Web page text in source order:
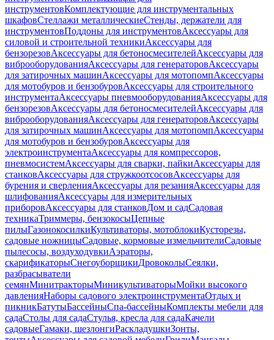
инструментовКомплектующие для инструментальных
шкафовСтеллажи металлическиеСтенды, держатели для
инструментовПоддоны для инструментовАксессуары для
силовой и строительной техникиАксессуары для
бензорезовАксессуары для бетоносмесителейАксессуары для
виброоборудованияАксессуары для генераторовАксессуары
для затирочных машинАксессуары для мотопомпАксессуары
для мотобуров и бензобуровАксессуары для строительного
инструментаАксессуары пневмооборудованияАксессуары для
бензорезовАксессуары для бетоносмесителейАксессуары для
виброоборудованияАксессуары для генераторовАксессуары
для затирочных машинАксессуары для мотопомпАксессуары
для мотобуров и бензобуровАксессуары для
электроинструментаАксессуары для компрессоров,
пневмосистемАксессуары для сварки, пайкиАксессуары для
станковАксессуары для стружкоотсосовАксессуары для
бурения и сверленияАксессуары для резанияАксессуары для
шлифованияАксессуары для измерительных
приборовАксессуары для станковДом и садСадовая
техникаТриммеры, бензокосыЦепные
пилыГазонокосилкиКультиваторы, мотоблокиКусторезы,
садовые ножницыСадовые, кормовые измельчителиСадовые
пылесосы, воздуходувкиАэраторы,
скарификаторыСнегоуборщикиДровоколыСеялки,
разбрасыватели
семянМинитракторыМиникультиваторыМойки высокого
давленияНаборы садового электроинструментаОтдых и
пикникБатутыБассейныСпа-бассейныКомплекты мебели для
садаСтолы для садаСтулья, кресла для садаКачели
садовыеГамаки, шезлонгиРаскладушкиЗонты,